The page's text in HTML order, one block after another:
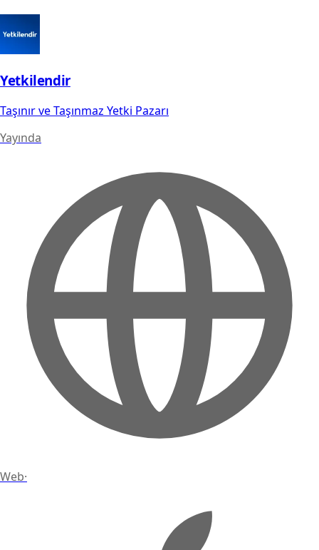
Yetkilendir
Taşınır ve Taşınmaz Yetki Pazarı
Yayında
Web·